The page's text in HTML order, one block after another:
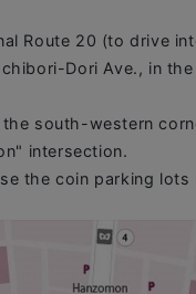
Route 20 (to drive
Dori Ave., in
south-western
intersection.
the coin parking lots